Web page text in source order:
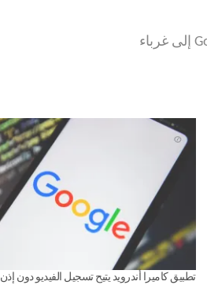
تطبيق كاميرا أندرويد يتيح تسجيل الفيديو دون إذن